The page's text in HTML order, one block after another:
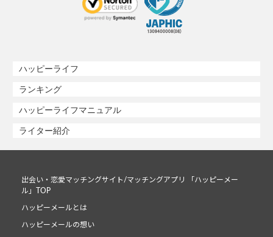
ハッピーライフ
ランキング
ハッピーライフマニュアル
ライター紹介
出会い・恋愛マッチングサイト/マッチングアプリ 「ハッピーメー
ル」TOP
ハッピーメールとは
ハッピーメールの想い